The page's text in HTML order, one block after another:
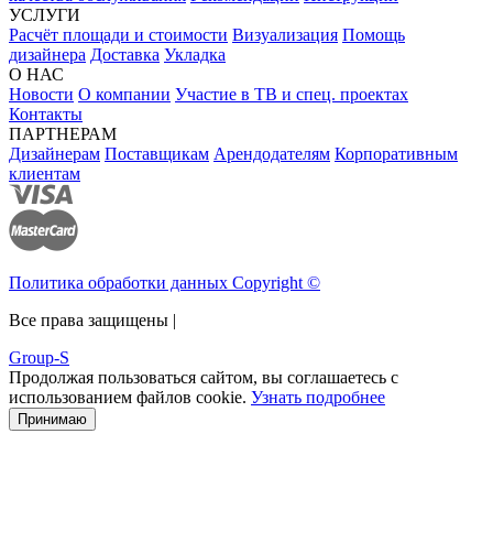
УСЛУГИ
Расчёт площади и стоимости Визуализация Помощь
дизайнера Доставка Укладка
О НАС
Новости О компании Участие в ТВ и спец. проектах
Контакты
ПАРТНЕРАМ
Дизайнерам Поставщикам Арендодателям Корпоративным
клиентам
Политика обработки данных Copyright ©
Все права защищены |
Group-S
Продолжая пользоваться сайтом, вы соглашаетесь с
использованием файлов cookie. Узнать подробнее
Принимаю